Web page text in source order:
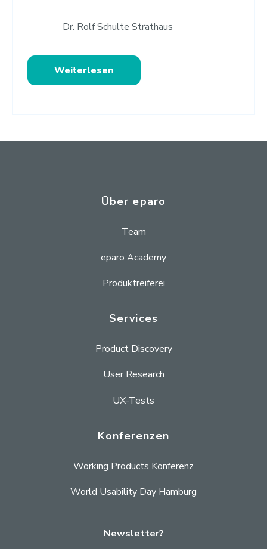
Dr. Rolf Schulte Strathaus
Weiterlesen
Über eparo
Team
eparo Academy
Produktreiferei
Services
Product Discovery
User Research
UX-Tests
Konferenzen
Working Products Konferenz
World Usability Day Hamburg
Newsletter?